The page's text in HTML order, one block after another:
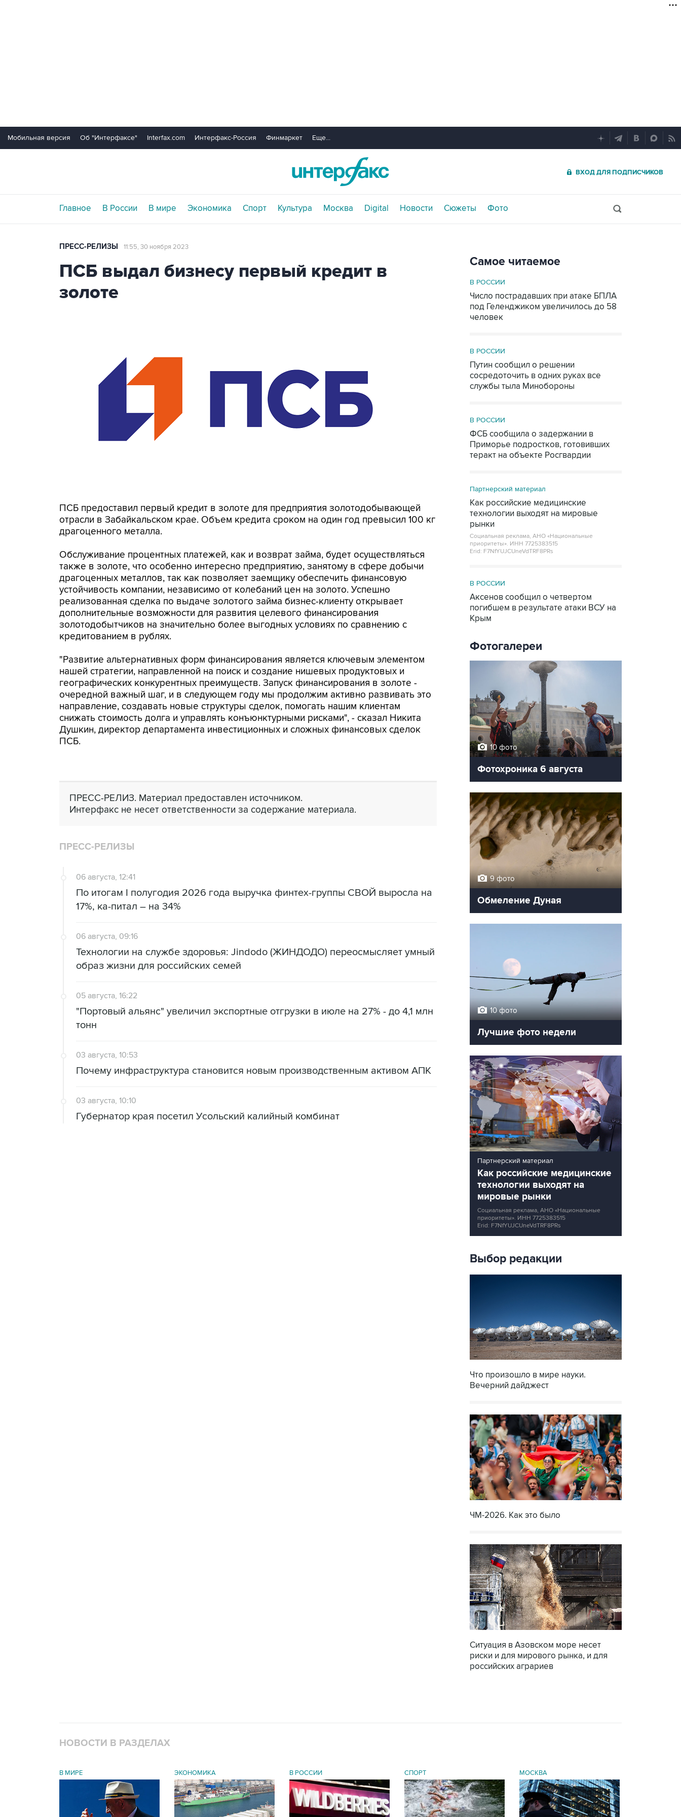
Мобильная версия Об "Интерфаксе" Interfax.com Интерфакс-Россия Финмаркет Еще...
ВХОД ДЛЯ ПОДПИСЧИКОВ
Главное В России В мире Экономика Спорт Культура Москва Digital Новости Сюжеты Фото
ПРЕСС-РЕЛИЗЫ 11:55, 30 ноября 2023
ПСБ выдал бизнесу первый кредит в
золоте
ПСБ предоставил первый кредит в золоте для предприятия золотодобывающей
отрасли в Забайкальском крае. Объем кредита сроком на один год превысил 100 кг
драгоценного металла.
Обслуживание процентных платежей, как и возврат займа, будет осуществляться
также в золоте, что особенно интересно предприятию, занятому в сфере добычи
драгоценных металлов, так как позволяет заемщику обеспечить финансовую
устойчивость компании, независимо от колебаний цен на золото. Успешно
реализованная сделка по выдаче золотого займа бизнес-клиенту открывает
дополнительные возможности для развития целевого финансирования
золотодобытчиков на значительно более выгодных условиях по сравнению с
кредитованием в рублях.
"Развитие альтернативных форм финансирования является ключевым элементом
нашей стратегии, направленной на поиск и создание нишевых продуктовых и
географических конкурентных преимуществ. Запуск финансирования в золоте -
очередной важный шаг, и в следующем году мы продолжим активно развивать это
направление, создавать новые структуры сделок, помогать нашим клиентам
снижать стоимость долга и управлять конъюнктурными рисками", - сказал Никита
Душкин, директор департамента инвестиционных и сложных финансовых сделок
ПСБ.
ПРЕСС-РЕЛИЗ. Материал предоставлен источником.
Интерфакс не несет ответственности за содержание материала.
ПРЕСС-РЕЛИЗЫ
06 августа, 12:41
По итогам I полугодия 2026 года выручка финтех-группы СВОЙ выросла на
17%, ка-питал – на 34%
06 августа, 09:16
Технологии на службе здоровья: Jindodo (ЖИНДОДО) переосмысляет умный
образ жизни для российских семей
05 августа, 16:22
"Портовый альянс" увеличил экспортные отгрузки в июле на 27% - до 4,1 млн
тонн
03 августа, 10:53
Почему инфраструктура становится новым производственным активом АПК
03 августа, 10:10
Губернатор края посетил Усольский калийный комбинат
Самое читаемое
В РОССИИ
Число пострадавших при атаке БПЛА
под Геленджиком увеличилось до 58
человек
В РОССИИ
Путин сообщил о решении
сосредоточить в одних руках все
службы тыла Минобороны
В РОССИИ
ФСБ сообщила о задержании в
Приморье подростков, готовивших
теракт на объекте Росгвардии
Партнерский материал
Как российские медицинские
технологии выходят на мировые
рынки
Социальная реклама, АНО «Национальные
приоритеты». ИНН 7725383515
Erid: F7NfYUJCUneVdTRF8PRs
В РОССИИ
Аксенов сообщил о четвертом
погибшем в результате атаки ВСУ на
Крым
Фотогалереи
10 фото
Фотохроника 6 августа
9 фото
Обмеление Дуная
10 фото
Лучшие фото недели
Партнерский материал
Как российские медицинские
технологии выходят на
мировые рынки
Социальная реклама, АНО «Национальные
приоритеты». ИНН 7725383515
Erid: F7NfYUJCUneVdTRF8PRs
Выбор редакции
Что произошло в мире науки.
Вечерний дайджест
ЧМ-2026. Как это было
Ситуация в Азовском море несет
риски и для мирового рынка, и для
российских аграриев
НОВОСТИ В РАЗДЕЛАХ
В МИРЕ ЭКОНОМИКА В РОССИИ СПОРТ МОСКВА